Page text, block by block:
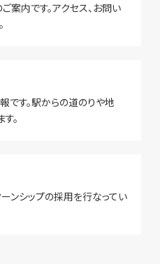
案内です。アクセス、お問い
です。駅からの道のりや地
。
ーンシップの採用を行なってい